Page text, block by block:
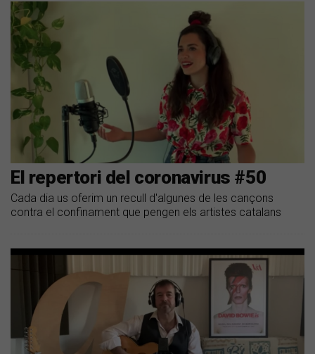
El repertori del coronavirus #50
Cada dia us oferim un recull d'algunes de les cançons
contra el confinament que pengen els artistes catalans